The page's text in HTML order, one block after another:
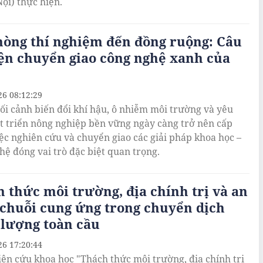
thí nghiệm đến đồng ruộng: Câu
chuyển giao công nghệ xanh của
cảnh biến đổi khí hậu, ô nhiễm môi trường và yêu
triển nông nghiệp bền vững ngày càng trở nên cấp
nghiên cứu và chuyển giao các giải pháp khoa học –
đóng vai trò đặc biệt quan trọng.
08:12:29
thức môi trường, địa chính trị và an
cung ứng trong chuyển dịch
toàn cầu
cứu khoa học "Thách thức môi trường, địa chính trị
17:20:44